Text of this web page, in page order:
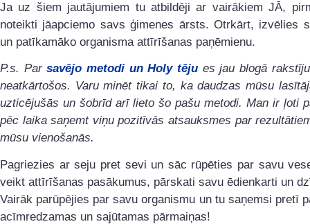
Ja uz šiem jautājumiem tu atbildēji ar vairākiem JĀ,
noteikti jāapciemo savs ģimenes ārsts. Otrkārt, izvēlies
un patīkamāko organisma attīrīšanas paņēmienu.
P.s. Parsavējo metodi un Holy tēju es jau blogā
neatkārtošos. Varu minēt tikai to, ka daudzas mūsu
uzticējušās un šobrīd arī lieto šo pašu metodi. Man ir ļoti
pēc laika saņemt viņu pozitīvās atsauksmes par
mūsu vienošanās.
Pagriezies ar seju pret sevi un sāc rūpēties par savu
veikt attīrīšanas pasākumus, pārskati savu ēdienkarti un
Vairāk parūpējies par savu organismu un tu saņemsi pretī
acīmredzamas un sajūtamas pārmaiņas!